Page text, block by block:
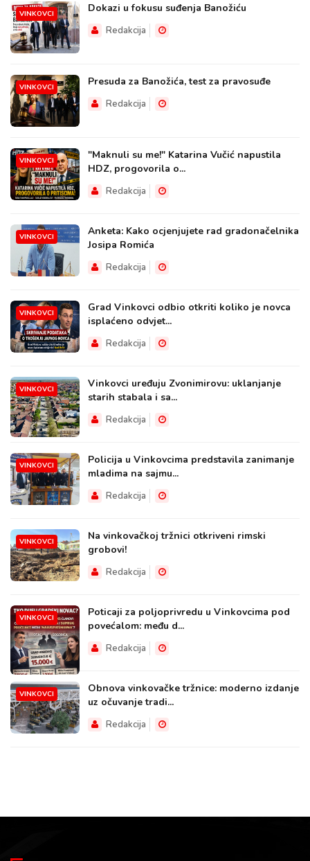
VINKOVCI Dokazi u fokusu suđenja Banožiću
Redakcija
VINKOVCI Presuda za Banožića, test za pravosuđe
Redakcija
VINKOVCI
"Maknuli su me!" Katarina Vučić napustila
HDZ, progovorila o...
Redakcija
VINKOVCI
Anketa: Kako ocjenjujete rad gradonačelnika
Josipa Romića
Redakcija
VINKOVCI
Grad Vinkovci odbio otkriti koliko je novca
isplaćeno odvjet...
Redakcija
VINKOVCI
Vinkovci uređuju Zvonimirovu: uklanjanje
starih stabala i sa...
Redakcija
VINKOVCI
Policija u Vinkovcima predstavila zanimanje
mladima na sajmu...
Redakcija
VINKOVCI
Na vinkovačkoj tržnici otkriveni rimski
grobovi!
Redakcija
VINKOVCI
Poticaji za poljoprivredu u Vinkovcima pod
povećalom: među d...
Redakcija
VINKOVCI
Obnova vinkovačke tržnice: moderno izdanje
uz očuvanje tradi...
Redakcija